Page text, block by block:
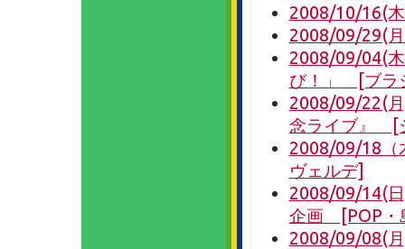
2008/10/16(
2008/09/29(
2008/09/04(
び！」 [ブラ
2008/09/22(
念ライブ』 [
2008/09/18
ヴェルデ]
2008/09/14(
企画 [POP・
2008/09/08(